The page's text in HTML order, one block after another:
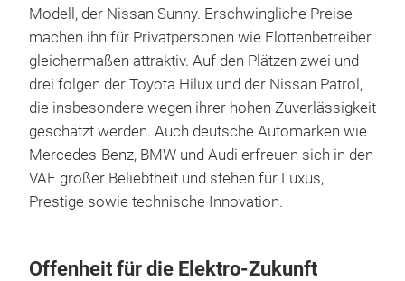
Modell, der Nissan Sunny. Erschwingliche Preise
machen ihn für Privatpersonen wie Flottenbetreiber
gleichermaßen attraktiv. Auf den Plätzen zwei und
drei folgen der Toyota Hilux und der Nissan Patrol,
die insbesondere wegen ihrer hohen Zuverlässigkeit
geschätzt werden. Auch deutsche Automarken wie
Mercedes-Benz, BMW und Audi erfreuen sich in den
VAE großer Beliebtheit und stehen für Luxus,
Prestige sowie technische Innovation.
Offenheit für die Elektro-Zukunft